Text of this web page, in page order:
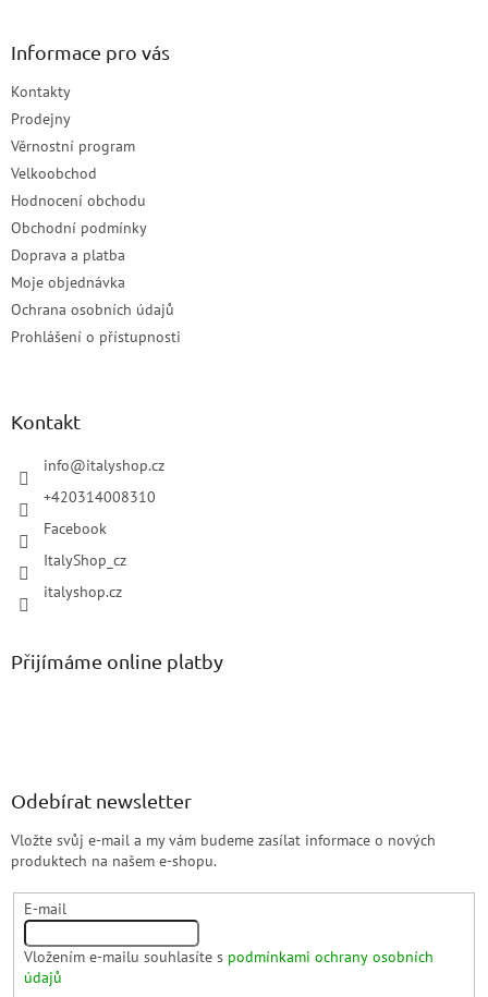
Informace pro vás
Kontakty
Prodejny
Věrnostní program
Velkoobchod
Hodnocení obchodu
Obchodní podmínky
Doprava a platba
Moje objednávka
Ochrana osobních údajů
Prohlášení o přístupnosti
Kontakt
info@italyshop.cz
+420314008310
Facebook
ItalyShop_cz
italyshop.cz
Přijímáme online platby
Odebírat newsletter
Vložte svůj e-mail a my vám budeme zasílat informace o nových
produktech na našem e-shopu.
E-mail
Vložením e-mailu souhlasíte s podmínkami ochrany osobních
údajů